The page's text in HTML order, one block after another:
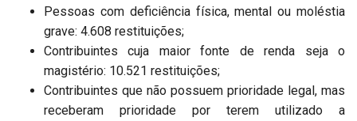
Pessoas com deficiência física, mental ou moléstia
grave: 4.608 restituições;
Contribuintes cuja maior fonte de renda seja o
magistério: 10.521 restituições;
Contribuintes que não possuem prioridade legal, mas
receberam prioridade por terem utilizado a